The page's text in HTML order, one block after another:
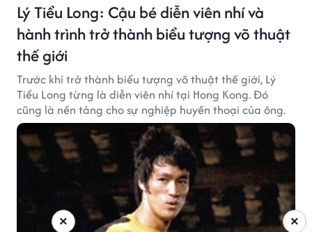
Lý Tiểu Long: Cậu bé diễn viên nhí và
hành trình trở thành biểu tượng võ thuật
thế giới
Trước khi trở thành biểu tượng võ thuật thế giới, Lý
Tiểu Long từng là diễn viên nhí tại Hong Kong. Đó
cũng là nền tảng cho sự nghiệp huyền thoại của ông.
×
×